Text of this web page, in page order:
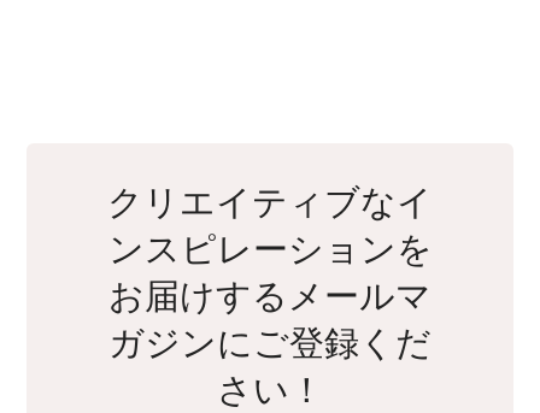
クリエイティブなイ
ンスピレーションを
お届けするメールマ
ガジンにご登録くだ
さい！